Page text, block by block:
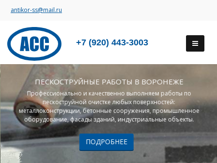
antikor-ss@mail.ru
+7 (920) 443-3003
ПЕСКОСТРУЙНЫЕ РАБОТЫ В ВОРОНЕЖЕ
Профессионально и качественно выполняем работы по
пескоструйной очистке любых поверхностей:
металлоконструкции, бетонные сооружения, промышленное
оборудование, фасады зданий, индустриальные объекты.
ПОДРОБНЕЕ